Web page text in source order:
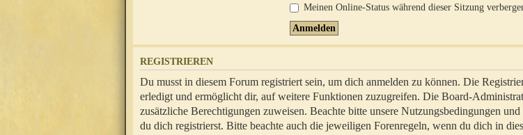
Meinen Online-Status während dieser Sitzung
REGISTRIEREN
Du musst in diesem Forum registriert sein, um dich anmelden zu können. Die
erledigt und ermöglicht dir, auf weitere Funktionen zuzugreifen. Die Board-
zusätzliche Berechtigungen zuweisen. Beachte bitte unsere Nutzungsbedingungen
du dich registrierst. Bitte beachte auch die jeweiligen Forenregeln, wenn du dich in